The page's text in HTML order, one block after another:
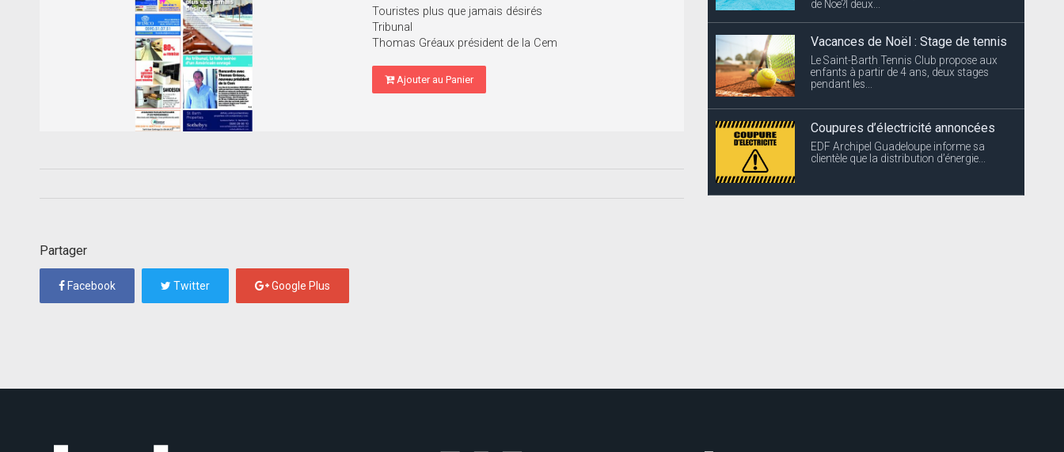
Touristes plus que jamais désirés
Tribunal
Thomas Gréaux président de la Cem
Ajouter au Panier
Partager
Facebook Twitter Google Plus
de Noe?l deux...
Vacances de Noël : Stage de tennis
Le Saint-Barth Tennis Club propose aux
enfants à partir de 4 ans, deux stages
pendant les...
Coupures d’électricité annoncées
EDF Archipel Guadeloupe informe sa
clientèle que la distribution d’énergie...